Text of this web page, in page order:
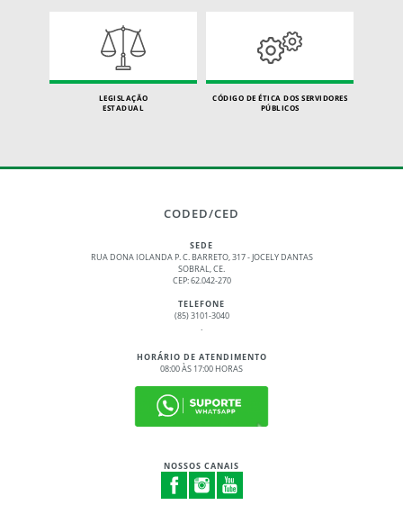
LEGISLAÇÃO
ESTADUAL
CÓDIGO DE ÉTICA DOS SERVIDORES
PÚBLICOS
CODED/CED
SEDE
RUA DONA IOLANDA P. C. BARRETO, 317 - JOCELY DANTAS
SOBRAL, CE.
CEP: 62.042-270
TELEFONE
(85) 3101-3040
.
HORÁRIO DE ATENDIMENTO
08:00 ÀS 17:00 HORAS
NOSSOS CANAIS